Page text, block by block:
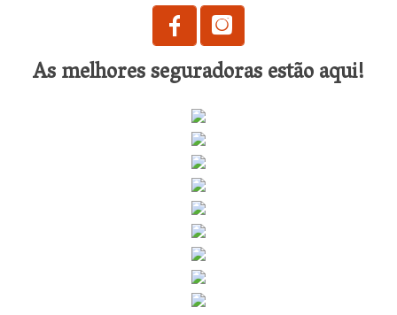
As melhores seguradoras estão aqui!